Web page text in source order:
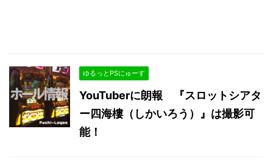
ゆるっとPSにゅーす
YouTuberに朗報 『スロットシアタ
ー四海樓（しかいろう）』は撮影可
能！